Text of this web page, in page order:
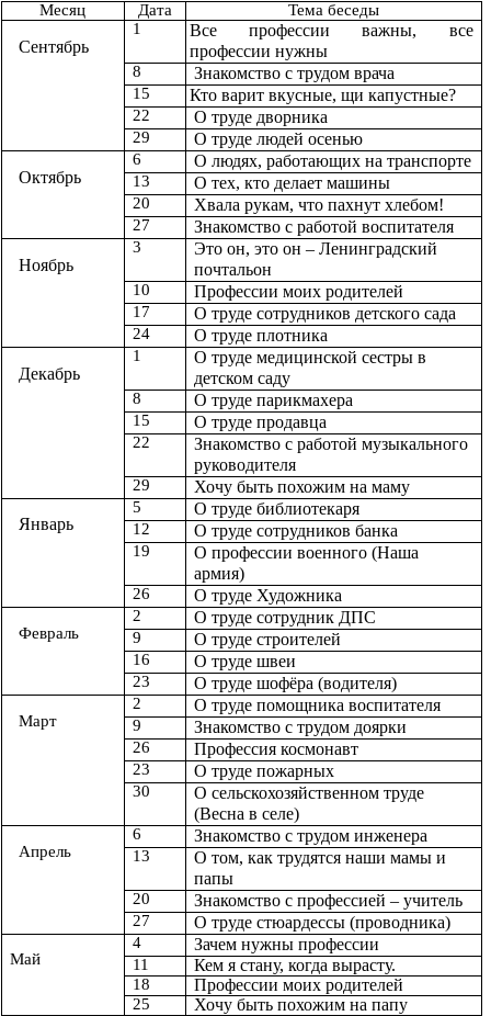
Месяц Дата Тема беседы
Сентябрь
1
Все профессии важны, все
профессии нужны
8 Знакомство с трудом врача
15 Кто варит вкусные, щи капустные?
22 О труде дворника
29 О труде людей осенью
Октябрь
6 О людях, работающих на транспорте
13 О тех, кто делает машины
20 Хвала рукам, что пахнут хлебом!
27 Знакомство с работой воспитателя
Ноябрь
3
Это он, это он – Ленинградский
почтальон
10 Профессии моих родителей
17 О труде сотрудников детского сада
24 О труде плотника
Декабрь
1
О труде медицинской сестры в
детском саду
8 О труде парикмахера
15 О труде продавца
22
Знакомство с работой музыкального
руководителя
29
Хочу быть похожим на маму
Январь
5 О труде библиотекаря
12 О труде сотрудников банка
19
О профессии военного (Наша
армия)
26 О труде Художника
Февраль
2 О труде сотрудник ДПС
9 О труде строителей
16 О труде швеи
23 О труде шофёра (водителя)
Март
2 О труде помощника воспитателя
9 Знакомство с трудом доярки
26 Профессия космонавт
23 О труде пожарных
30
О сельскохозяйственном труде
(Весна в селе)
Апрель
6 Знакомство с трудом инженера
13
О том, как трудятся наши мамы и
папы
20 Знакомство с профессией – учитель
27 О труде стюардессы (проводника)
Май
4 Зачем нужны профессии
11 Кем я стану, когда вырасту.
18 Профессии моих родителей
25 Хочу быть похожим на папу